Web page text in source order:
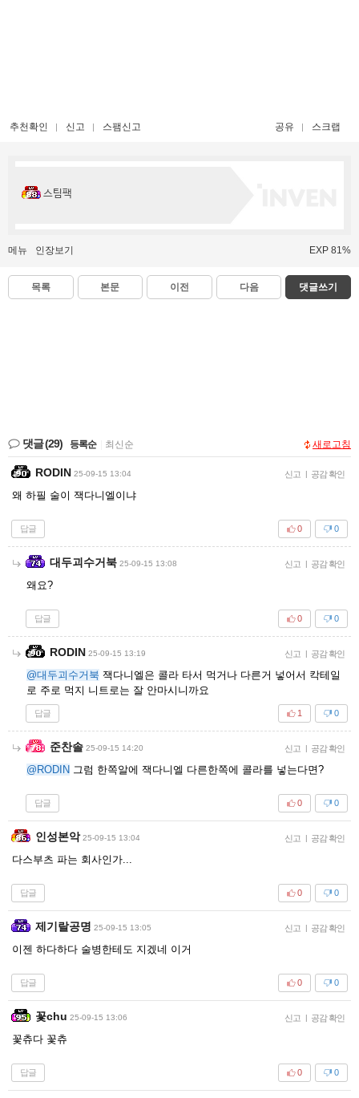
추천확인 신고 스팸신고 공유 스크랩
스팀팩
메뉴 인장보기 EXP 81%
목록 본문 이전 다음 댓글쓰기
댓글(29) 등록순 최신순 새로고침
RODIN 25-09-15 13:04 신고 | 공감 확인
왜 하필 술이 잭다니엘이냐
답글 0
0
대두괴수거북 25-09-15 13:08 신고 | 공감 확인
왜요?
답글 0
0
RODIN 25-09-15 13:19 신고 | 공감 확인
@대두괴수거북 잭다니엘은 콜라 타서 먹거나 다른거 넣어서 칵테일
로 주로 먹지 니트로는 잘 안마시니까요
답글 0
1
준찬솔 25-09-15 14:20 신고 | 공감 확인
@RODIN 그럼 한쪽알에 잭다니엘 다른한쪽에 콜라를 넣는다면?
답글 0
0
인성본악 25-09-15 13:04 신고 | 공감 확인
다스부츠 파는 회사인가...
답글 0
0
제기랄공명 25-09-15 13:05 신고 | 공감 확인
이젠 하다하다 술병한테도 지겠네 이거
답글 0
0
꽃chu 25-09-15 13:06 신고 | 공감 확인
꽃츄다 꽃츄
답글 0
0